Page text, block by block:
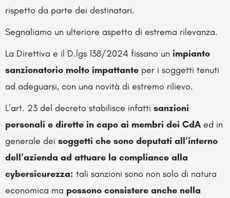
rispetto da parte dei destinatari.
Segnaliamo un ulteriore aspetto di estrema rilevanza.
La Direttiva e il D.lgs 138/2024 fissano un impianto
sanzionatorio molto impattante per i soggetti tenuti
ad adeguarsi, con una novità di estremo rilievo.
L’art. 23 del decreto stabilisce infatti sanzioni
personali e dirette in capo ai membri dei CdA ed in
generale dei soggetti che sono deputati all’interno
dell’azienda ad attuare la compliance alla
cybersicurezza: tali sanzioni sono non solo di natura
economica ma possono consistere anche nella